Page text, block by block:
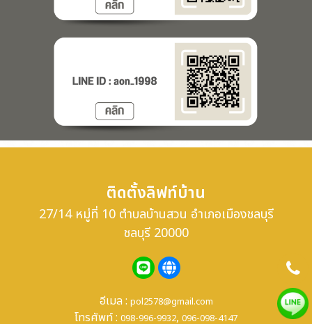
ติดตั้งลิฟท์บ้าน
27/14 หมู่ที่ 10 ตำบลบ้านสวน อำเภอเมืองชลบุรี
ชลบุรี 20000
อีเมล : pol2578@gmail.com
โทรศัพท์ : 098-996-9932, 096-098-4147